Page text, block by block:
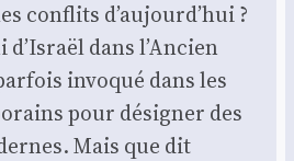
conflits d’aujourd’hui ?
dans l’Ancien
invoqué dans les
pour désigner des
Mais que dit